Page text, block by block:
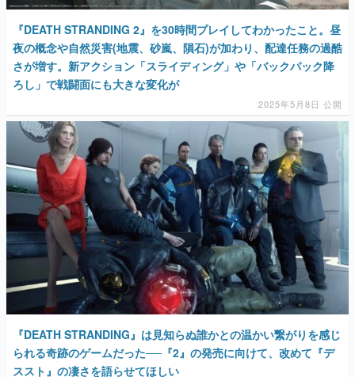
『DEATH STRANDING 2』を30時間プレイしてわかったこと。昼
夜の概念や自然災害(地震、砂嵐、隕石)が加わり、配達任務の過酷
さが増す。新アクション「スライディング」や「バックパック降
ろし」で戦闘面にも大きな変化が
2025年5月8日 公開
『DEATH STRANDING』は見知らぬ誰かとの温かい繋がりを感じ
られる奇跡のゲームだった──『2』の発売に向けて、改めて『デ
ススト』の凄さを語らせてほしい